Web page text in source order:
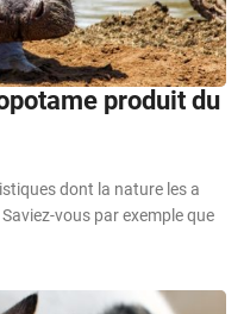
produit du
dont la nature les a
vous par exemple que